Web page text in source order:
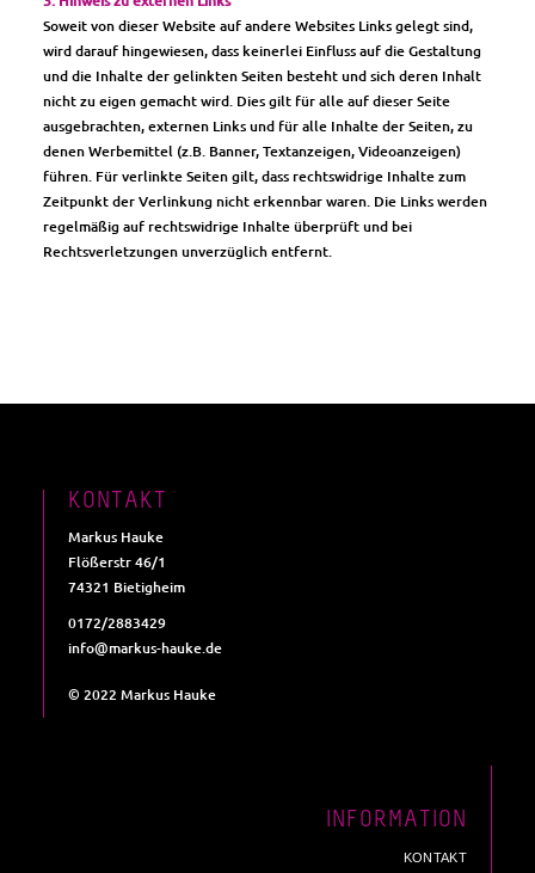
Soweit von dieser Website auf andere Websites Links gelegt sind,
wird darauf hingewiesen, dass keinerlei Einfluss auf die Gestaltung
und die Inhalte der gelinkten Seiten besteht und sich deren Inhalt
nicht zu eigen gemacht wird. Dies gilt für alle auf dieser Seite
ausgebrachten, externen Links und für alle Inhalte der Seiten, zu
denen Werbemittel (z.B. Banner, Textanzeigen, Videoanzeigen)
führen. Für verlinkte Seiten gilt, dass rechtswidrige Inhalte zum
Zeitpunkt der Verlinkung nicht erkennbar waren. Die Links werden
regelmäßig auf rechtswidrige Inhalte überprüft und bei
Rechtsverletzungen unverzüglich entfernt.
KONTAKT
Markus Hauke
Flößerstr 46/1
74321 Bietigheim
0172/2883429
info@markus-hauke.de
© 2022 Markus Hauke
INFORMATION
KONTAKT